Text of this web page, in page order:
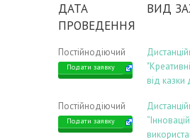
ДАТА
ПРОВЕДЕННЯ
ВИД
Постійнодіючий
Подати заявку
"Креативні
від казки
Постійнодіючий
Подати заявку